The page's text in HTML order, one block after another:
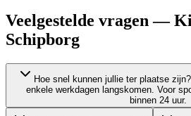
Veelgestelde vragen —
Schipborg
Hoe snel kunnen jullie ter plaatse zijn?
enkele werkdagen langskomen. Voor
binnen 24 uur.